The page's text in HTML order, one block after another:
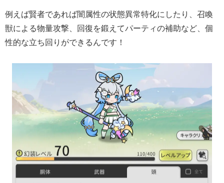
例えば賢者であれば闇属性の状態異常特化にしたり、召喚
獣による物量攻撃、回復を鍛えてパーティの補助など、個
性的な立ち回りができるんです！